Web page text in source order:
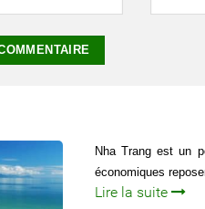
Nha Trang est un
économiques
Lire la suite